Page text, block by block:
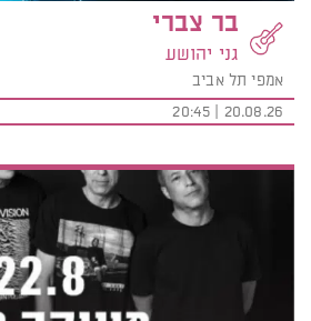
בר צברי
גני יהושע
אמפי תל אביב
20.08.26 | 20:45